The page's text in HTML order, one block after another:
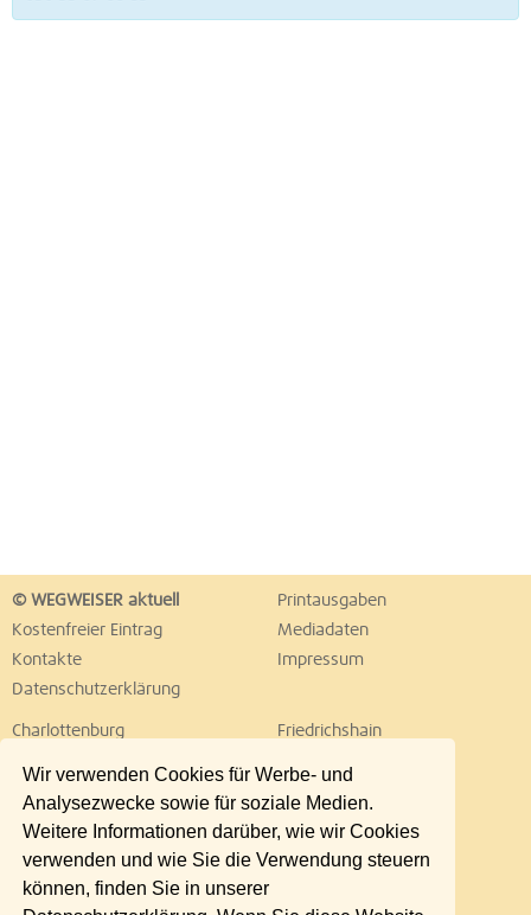
Wir verwenden Cookies für Werbe- und
Analysezwecke sowie für soziale Medien.
Weitere Informationen darüber, wie wir Cookies
verwenden und wie Sie die Verwendung steuern
können, finden Sie in unserer
© WEGWEISER aktuell
Printausgaben
Kostenfreier Eintrag
Mediadaten
Kontakte
Impressum
Datenschutzerklärung
Charlottenburg
Friedrichshain
Lichtenberg
Marzahn
Neukölln
Pankow
Reinickendorf
Schöneberg